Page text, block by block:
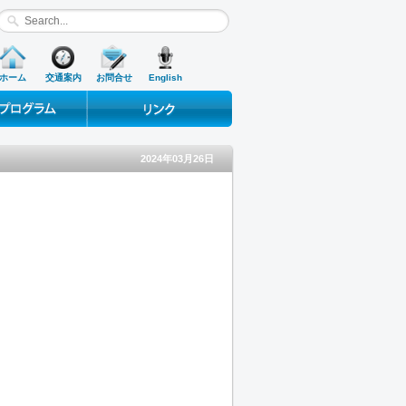
ホーム 交通案内 お問合せ English
2024年03月26日